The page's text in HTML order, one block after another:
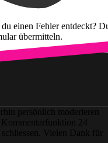
einen Fehler entdeckt?
übermitteln.
persönlich moderieren
Kommentarfunktion 24
Vielen Dank für